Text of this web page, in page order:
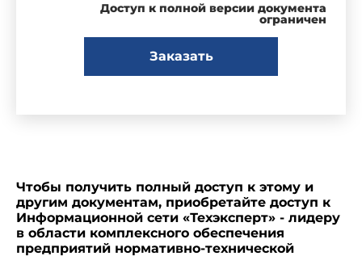
Доступ к полной версии документа
ограничен
Заказать
Чтобы получить полный доступ к этому и
другим документам, приобретайте доступ к
Информационной сети «Техэксперт» - лидеру
в области комплексного обеспечения
предприятий нормативно-технической